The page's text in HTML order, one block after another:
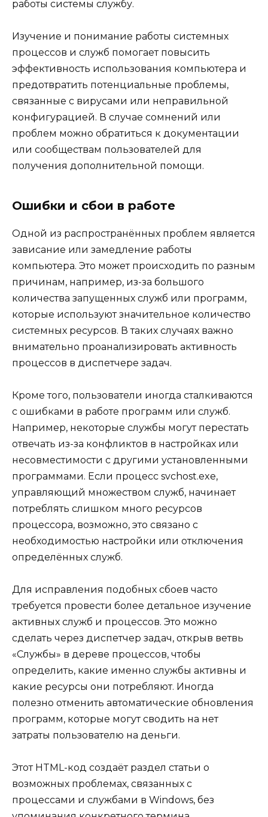
работы системы службу.
Изучение и понимание работы системных
процессов и служб помогает повысить
эффективность использования компьютера и
предотвратить потенциальные проблемы,
связанные с вирусами или неправильной
конфигурацией. В случае сомнений или
проблем можно обратиться к документации
или сообществам пользователей для
получения дополнительной помощи.
Ошибки и сбои в работе
Одной из распространённых проблем является
зависание или замедление работы
компьютера. Это может происходить по разным
причинам, например, из-за большого
количества запущенных служб или программ,
которые используют значительное количество
системных ресурсов. В таких случаях важно
внимательно проанализировать активность
процессов в диспетчере задач.
Кроме того, пользователи иногда сталкиваются
с ошибками в работе программ или служб.
Например, некоторые службы могут перестать
отвечать из-за конфликтов в настройках или
несовместимости с другими установленными
программами. Если процесс svchost.exe,
управляющий множеством служб, начинает
потреблять слишком много ресурсов
процессора, возможно, это связано с
необходимостью настройки или отключения
определённых служб.
Для исправления подобных сбоев часто
требуется провести более детальное изучение
активных служб и процессов. Это можно
сделать через диспетчер задач, открыв ветвь
«Службы» в дереве процессов, чтобы
определить, какие именно службы активны и
какие ресурсы они потребляют. Иногда
полезно отменить автоматические обновления
программ, которые могут сводить на нет
затраты пользователю на деньги.
Этот HTML-код создаёт раздел статьи о
возможных проблемах, связанных с
процессами и службами в Windows, без